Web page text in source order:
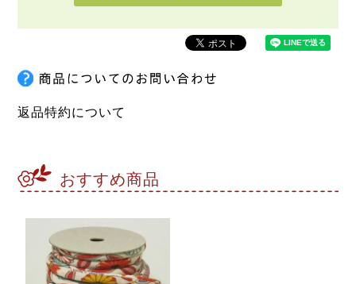
返品特約について
おすすめ商品